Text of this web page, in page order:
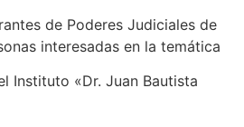
de Poderes Judiciales de
interesadas en la temática
Instituto «Dr. Juan Bautista